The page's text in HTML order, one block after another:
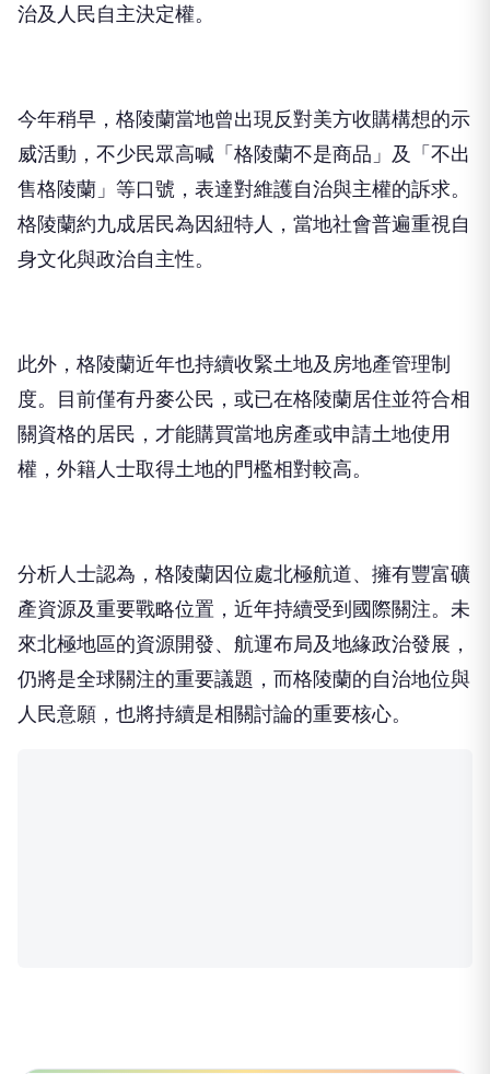
治及人民自主決定權。
今年稍早，格陵蘭當地曾出現反對美方收購構想的示
威活動，不少民眾高喊「格陵蘭不是商品」及「不出
售格陵蘭」等口號，表達對維護自治與主權的訴求。
格陵蘭約九成居民為因紐特人，當地社會普遍重視自
身文化與政治自主性。
此外，格陵蘭近年也持續收緊土地及房地產管理制
度。目前僅有丹麥公民，或已在格陵蘭居住並符合相
關資格的居民，才能購買當地房產或申請土地使用
權，外籍人士取得土地的門檻相對較高。
分析人士認為，格陵蘭因位處北極航道、擁有豐富礦
產資源及重要戰略位置，近年持續受到國際關注。未
來北極地區的資源開發、航運布局及地緣政治發展，
仍將是全球關注的重要議題，而格陵蘭的自治地位與
人民意願，也將持續是相關討論的重要核心。